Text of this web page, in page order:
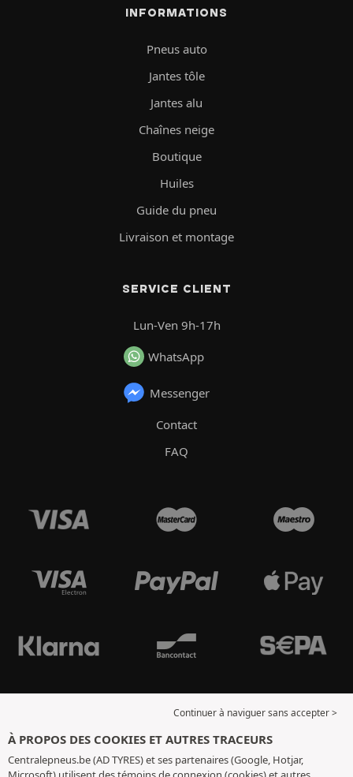
INFORMATIONS
Pneus auto
Jantes tôle
Jantes alu
Chaînes neige
Boutique
Huiles
Guide du pneu
Livraison et montage
SERVICE CLIENT
Lun-Ven 9h-17h
WhatsApp
Messenger
Contact
FAQ
Continuer à naviguer sans accepter >
À PROPOS DES COOKIES ET AUTRES TRACEURS
Centralepneus.be (AD TYRES) et ses partenaires (Google, Hotjar,